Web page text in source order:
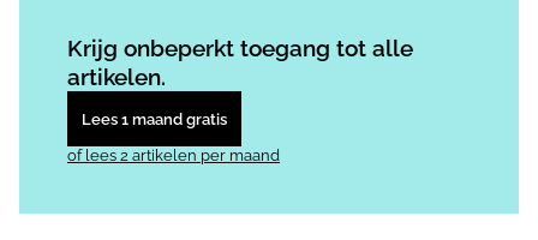
Krijg onbeperkt toegang tot alle
artikelen.
Lees 1 maand gratis
of lees 2 artikelen per maand